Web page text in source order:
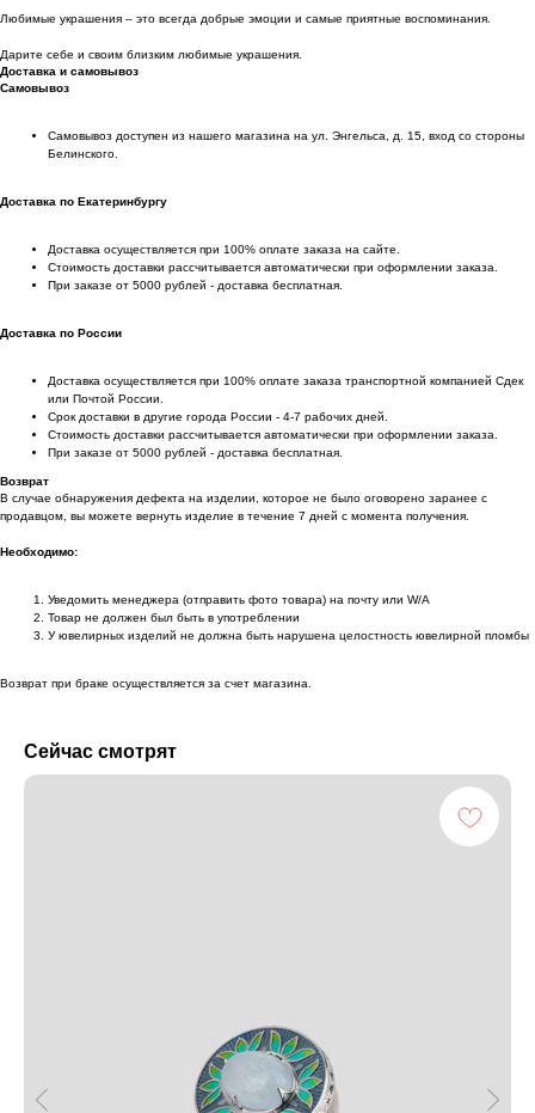
Любимые украшения – это всегда добрые эмоции и самые приятные воспоминания.
Дарите себе и своим близким любимые украшения.
Доставка и самовывоз
Самовывоз
Самовывоз доступен из нашего магазина на ул. Энгельса, д. 15, вход со стороны
Белинского.
Доставка по Екатеринбургу
Доставка осуществляется при 100% оплате заказа на сайте.
Стоимость доставки рассчитывается автоматически при оформлении заказа.
При заказе от 5000 рублей - доставка бесплатная.
Доставка по России
Доставка осуществляется при 100% оплате заказа транспортной компанией Сдек
или Почтой России.
Срок доставки в другие города России - 4-7 рабочих дней.
Стоимость доставки рассчитывается автоматически при оформлении заказа.
При заказе от 5000 рублей - доставка бесплатная.
Возврат
В случае обнаружения дефекта на изделии, которое не было оговорено заранее с
продавцом, вы можете вернуть изделие в течение 7 дней с момента получения.
Необходимо:
Уведомить менеджера (отправить фото товара) на почту или W/А
Товар не должен был быть в употреблении
У ювелирных изделий не должна быть нарушена целостность ювелирной пломбы
Возврат при браке осуществляется за счет магазина.
Сейчас смотрят